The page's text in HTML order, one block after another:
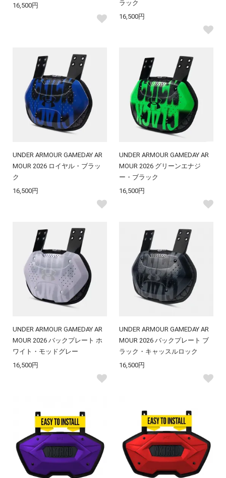
16,500円
ラック
16,500円
UNDER ARMOUR GAMEDAY AR
MOUR 2026 ロイヤル・ブラッ
ク
16,500円
UNDER ARMOUR GAMEDAY AR
MOUR 2026 グリーンエナジ
ー・ブラック
16,500円
UNDER ARMOUR GAMEDAY AR
MOUR 2026 バックプレート ホ
ワイト・モッドグレー
16,500円
UNDER ARMOUR GAMEDAY AR
MOUR 2026 バックプレート ブ
ラック・キャッスルロック
16,500円